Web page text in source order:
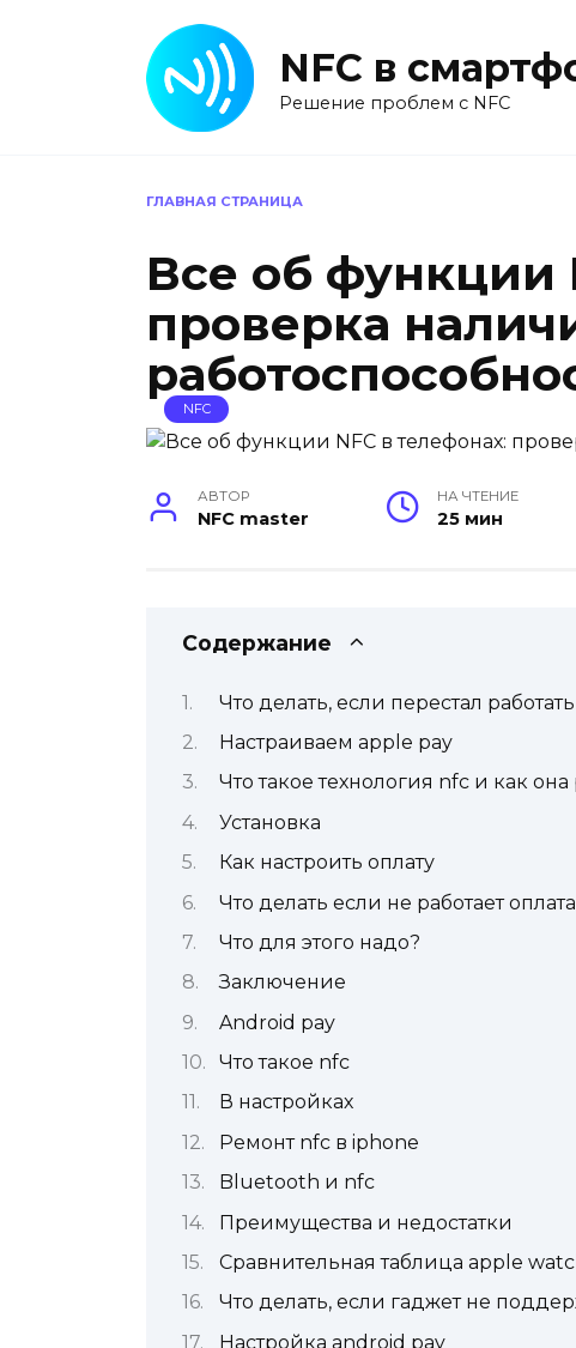
NFC в
Решение проблем с NFC
ГЛАВНАЯ СТРАНИЦА
Все об функции
проверка
NFC
АВТОР
NFC master
НА ЧТЕНИЕ
25 мин
Содержание
Что делать, если перестал
Настраиваем apple pay
Что такое технология nfc и как она
Установка
Как настроить оплату
Что делать если не работает
Что для этого надо?
Заключение
Android pay
Что такое nfc
В настройках
Ремонт nfc в iphone
Bluetooth и nfc
Преимущества и недостатки
Сравнительная таблица apple
Что делать, если гаджет не
Настройка android pay